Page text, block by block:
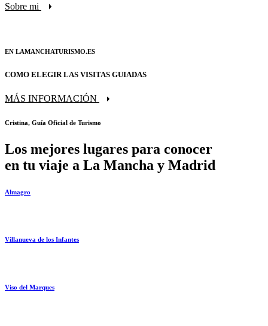
Sobre mi
EN LAMANCHATURISMO.ES
COMO ELEGIR LAS VISITAS GUIADAS
MÁS INFORMACIÓN
Cristina, Guía Oficial de Turismo
Los mejores lugares para conocer
en tu viaje a La Mancha y Madrid
Almagro
Villanueva de los Infantes
Viso del Marques